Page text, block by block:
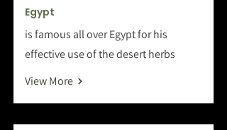
Egypt
is famous all over Egypt for his
effective use of the desert herbs
View More